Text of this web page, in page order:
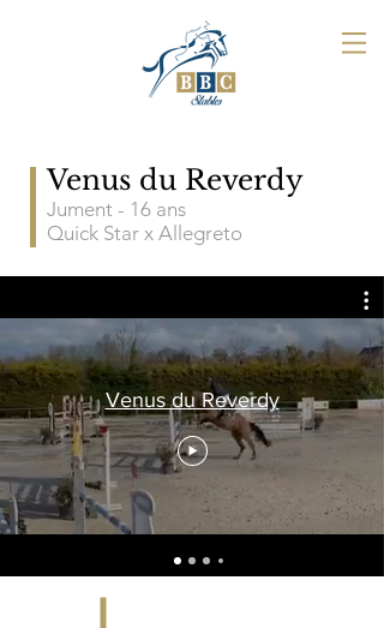
Venus du Reverdy
Jument - 16 ans
Quick Star x Allegreto
Venus du Reverdy